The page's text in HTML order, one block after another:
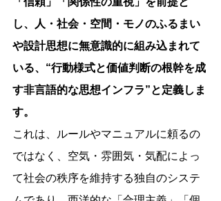
し、人・社会・空間・モノのふるまい
や設計思想に無意識的に組み込まれて
いる、“行動様式と価値判断の根幹を成
す非言語的な思想インフラ”と定義しま
す。
これは、ルールやマニュアルに頼るの
ではなく、空気・雰囲気・気配によっ
て社会の秩序を維持する独自のシステ